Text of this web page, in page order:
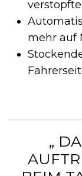
mehr auf
„